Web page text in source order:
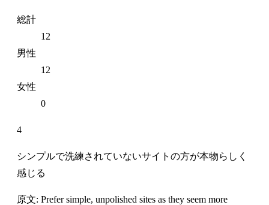
総計
12
男性
12
女性
0
4
シンプルで洗練されていないサイトの方が本物らしく
感じる
原文: Prefer simple, unpolished sites as they seem more